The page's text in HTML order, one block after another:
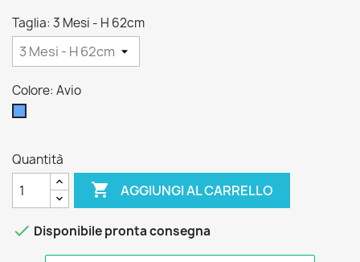
Taglia: 3 Mesi - H 62cm
Colore: Avio
Quantità
 AGGIUNGI AL CARRELLO
 Disponibile pronta consegna